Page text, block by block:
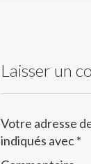
Laisser un
Votre adresse
indiqués avec*